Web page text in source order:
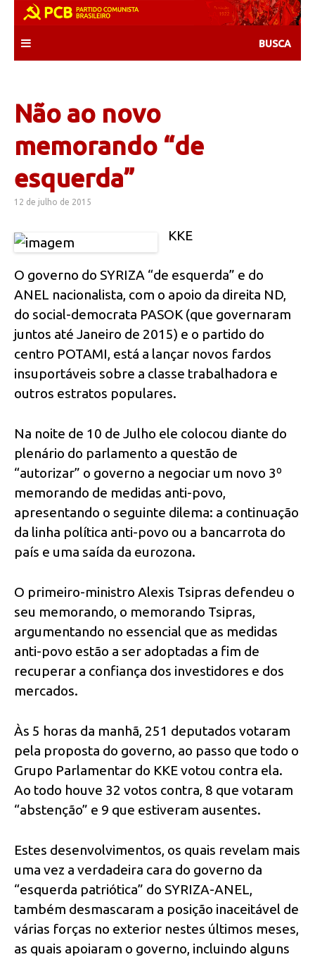
content
Não ao novo
memorando “de
esquerda”
12 de julho de 2015
KKE
O governo do SYRIZA “de esquerda” e do
ANEL nacionalista, com o apoio da direita ND,
do social-democrata PASOK (que governaram
juntos até Janeiro de 2015) e o partido do
centro POTAMI, está a lançar novos fardos
insuportáveis sobre a classe trabalhadora e
outros estratos populares.
Na noite de 10 de Julho ele colocou diante do
plenário do parlamento a questão de
“autorizar” o governo a negociar um novo 3º
memorando de medidas anti-povo,
apresentando o seguinte dilema: a continuação
da linha política anti-povo ou a bancarrota do
país e uma saída da eurozona.
O primeiro-ministro Alexis Tsipras defendeu o
seu memorando, o memorando Tsipras,
argumentando no essencial que as medidas
anti-povo estão a ser adoptadas a fim de
recuperar a confiança dos investidores e dos
mercados.
Às 5 horas da manhã, 251 deputados votaram
pela proposta do governo, ao passo que todo o
Grupo Parlamentar do KKE votou contra ela.
Ao todo houve 32 votos contra, 8 que votaram
“abstenção” e 9 que estiveram ausentes.
Estes desenvolvimentos, os quais revelam mais
uma vez a verdadeira cara do governo da
“esquerda patriótica” do SYRIZA-ANEL,
também desmascaram a posição inaceitável de
várias forças no exterior nestes últimos meses,
as quais apoiaram o governo, incluindo alguns